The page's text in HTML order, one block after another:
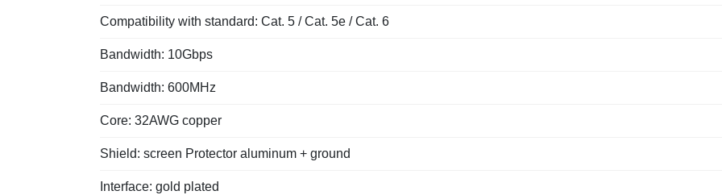
Compatibility with standard: Cat. 5 / Cat. 5e / Cat. 6
Bandwidth: 10Gbps
Bandwidth: 600MHz
Core: 32AWG copper
Shield: screen Protector aluminum + ground
Interface: gold plated